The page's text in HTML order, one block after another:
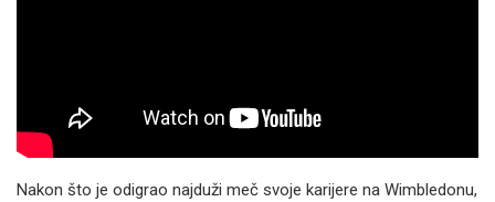
Nakon što je odigrao najduži meč svoje karijere na Wimbledonu,